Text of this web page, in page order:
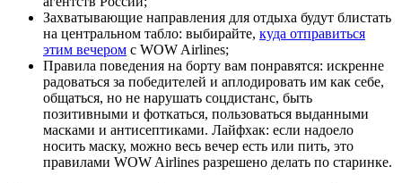
Захватывающие направления для отдыха будут блистать
на центральном табло: выбирайте, куда отправиться
этим вечером с WOW Airlines;
Правила поведения на борту вам понравятся: искренне
радоваться за победителей и аплодировать им как себе,
общаться, но не нарушать соцдистанс, быть
позитивными и фоткаться, пользоваться выданными
масками и антисептиками. Лайфхак: если надоело
носить маску, можно весь вечер есть или пить, это
правилами WOW Airlines разрешено делать по старинке.